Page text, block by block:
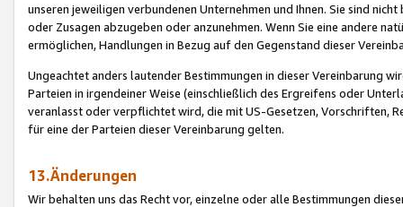
unseren jeweiligen verbundenen Unternehmen und Ihnen. Sie sind
oder Zusagen abzugeben oder anzunehmen. Wenn Sie eine andere
ermöglichen, Handlungen in Bezug auf den Gegenstand dieser
Ungeachtet anders lautender Bestimmungen in dieser Vereinbarung
Parteien in irgendeiner Weise (einschließlich des Ergreifens oder
veranlasst oder verpflichtet wird, die mit US-Gesetzen, Vorschriften,
für eine der Parteien dieser Vereinbarung gelten.
13.Änderungen
Wir behalten uns das Recht vor, einzelne oder alle Bestimmungen